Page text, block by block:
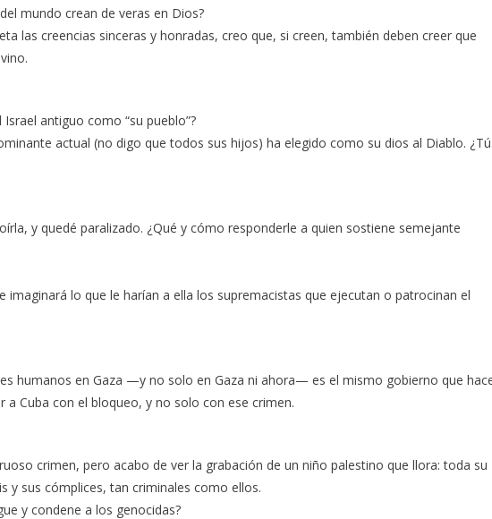
mundo crean de veras en Dios?
las creencias sinceras y honradas, creo que, si creen, también deben creer que
antiguo como “su pueblo”?
actual (no digo que todos sus hijos) ha elegido como su dios al Diablo. ¿Tú
y quedé paralizado. ¿Qué y cómo responderle a quien sostiene semejante
imaginará lo que le harían a ella los supremacistas que ejecutan o patrocinan el
humanos en Gaza —y no solo en Gaza ni ahora— es el mismo gobierno que
Cuba con el bloqueo, y no solo con ese crimen.
crimen, pero acabo de ver la grabación de un niño palestino que llora: toda su
y sus cómplices, tan criminales como ellos.
y condene a los genocidas?